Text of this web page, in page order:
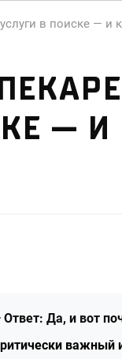
в поиске — и
— И
Да, и вот